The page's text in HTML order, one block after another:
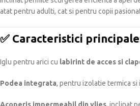
atat pentru adulti, cat si pentru copii
✅ Caracteristici
Iglu pentru arici cu labirint de acces si
Podea integrata, pentru izolatie termica si